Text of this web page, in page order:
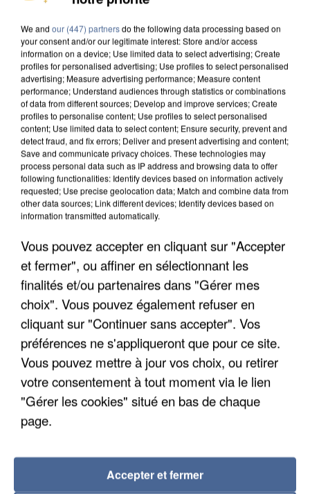
APRÈS TOUTES CES CANICULES, LES REFUGES
DE FAUNE SAUVAGE SONT...
We and our (447) partnersdo the following data processing based on
your consent and/or our legitimate interest: Store and/or access
information on a device; Use limited data to select advertising; Create
profiles for personalised advertising; Use profiles to select personalised
advertising; Measure advertising performance; Measure content
performance; Understand audiences through statistics or combinations
of data from different sources; Develop and improve services; Create
profiles to personalise content; Use profiles to select personalised
content; Use limited data to select content; Ensure security, prevent and
detect fraud, and fix errors; Deliver and present advertising and content;
Save and communicate privacy choices. These technologies may
process personal data such as IP address and browsing data to offer
following functionalities: Identify devices based on information actively
requested; Use precise geolocation data; Match and combine data from
other data sources; Link different devices; Identify devices based on
information transmitted automatically.
Vous pouvez accepter en cliquant sur "Accepter
et fermer", ou affiner en sélectionnant les
finalités et/ou partenaires dans "Gérer mes
choix". Vous pouvez également refuser en
cliquant sur "Continuer sans accepter". Vos
préférences ne s'appliqueront que pour ce site.
Vous pouvez mettre à jour vos choix, ou retirer
votre consentement à tout moment via le lien
"Gérer les cookies" situé en bas de chaque
page.
Accepter et fermer